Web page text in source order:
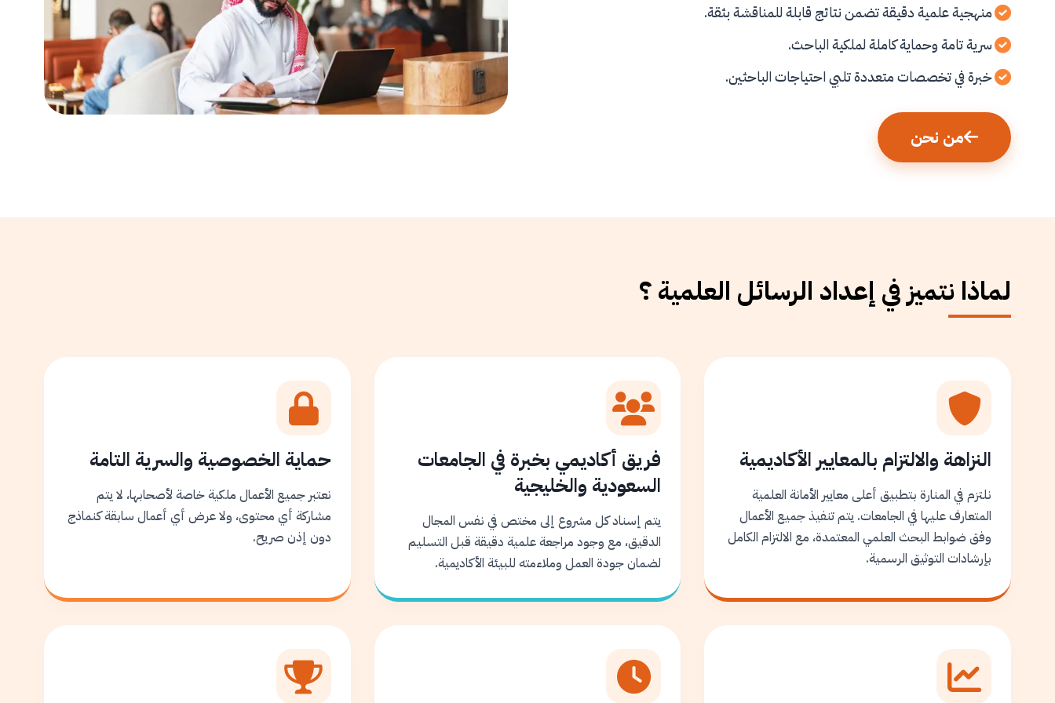
منهجية علمية دقيقة تضمن نتائج قابلة للمناقشة بثقة.
سرية تامة وحماية كاملة لملكية الباحث.
خبرة في تخصصات متعددة تلبي احتياجات الباحثين.
من نحن
لماذا نتميز في إعداد الرسائل العلمية ؟
النزاهة والالتزام بالمعايير الأكاديمية
نلتزم في المنارة بتطبيق أعلى معايير الأمانة العلمية
المتعارف عليها في الجامعات. يتم تنفيذ جميع الأعمال
وفق ضوابط البحث العلمي المعتمدة، مع الالتزام الكامل
بإرشادات التوثيق الرسمية.
فريق أكاديمي بخبرة في الجامعات
السعودية والخليجية
يتم إسناد كل مشروع إلى مختص في نفس المجال
الدقيق، مع وجود مراجعة علمية دقيقة قبل التسليم
لضمان جودة العمل وملاءمته للبيئة الأكاديمية.
حماية الخصوصية والسرية التامة
نعتبر جميع الأعمال ملكية خاصة لأصحابها، لا يتم
مشاركة أي محتوى، ولا عرض أي أعمال سابقة كنماذج
دون إذن صريح.